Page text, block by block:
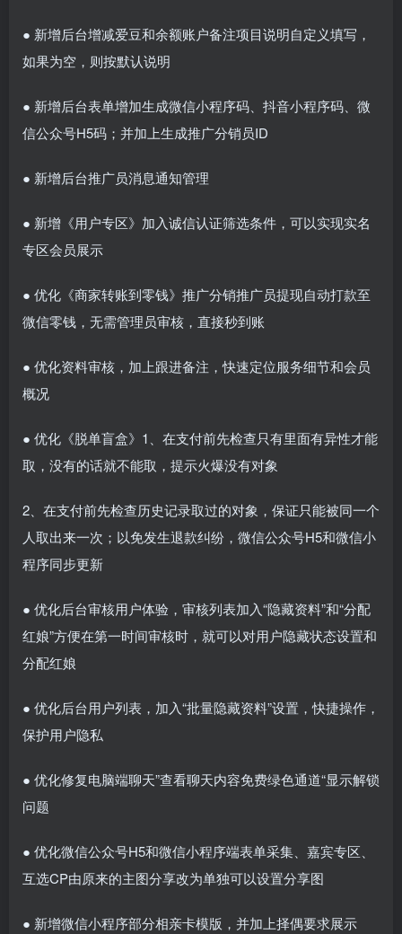
● 新增后台增减爱豆和余额账户备注项目说明自定义填写，
如果为空，则按默认说明
● 新增后台表单增加生成微信小程序码、抖音小程序码、微
信公众号H5码；并加上生成推广分销员ID
● 新增后台推广员消息通知管理
● 新增《用户专区》加入诚信认证筛选条件，可以实现实名
专区会员展示
● 优化《商家转账到零钱》推广分销推广员提现自动打款至
微信零钱，无需管理员审核，直接秒到账
● 优化资料审核，加上跟进备注，快速定位服务细节和会员
概况
● 优化《脱单盲盒》1、在支付前先检查只有里面有异性才能
取，没有的话就不能取，提示火爆没有对象
2、在支付前先检查历史记录取过的对象，保证只能被同一个
人取出来一次；以免发生退款纠纷，微信公众号H5和微信小
程序同步更新
● 优化后台审核用户体验，审核列表加入“隐藏资料”和“分配
红娘”方便在第一时间审核时，就可以对用户隐藏状态设置和
分配红娘
● 优化后台用户列表，加入“批量隐藏资料”设置，快捷操作，
保护用户隐私
● 优化修复电脑端聊天”查看聊天内容免费绿色通道“显示解锁
问题
● 优化微信公众号H5和微信小程序端表单采集、嘉宾专区、
互选CP由原来的主图分享改为单独可以设置分享图
● 新增微信小程序部分相亲卡模版，并加上择偶要求展示